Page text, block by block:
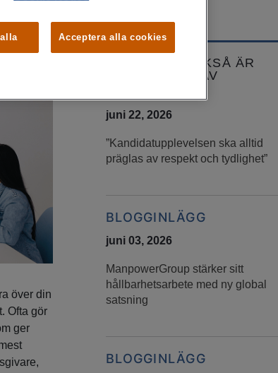
över din
Ofta gör
ger
DU KANSKE OCKSÅ ÄR
INTRESSERAD AV
juni 22, 2026
”Kandidatupplevelsen ska alltid
präglas av respekt och tydlighet”
BLOGGINLÄGG
juni 03, 2026
ManpowerGroup stärker sitt
hållbarhetsarbete med ny global
satsning
BLOGGINLÄGG
Acceptera alla cookies